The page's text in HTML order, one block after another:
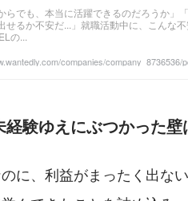
らでも、本当に活躍できるのだろうか」
せるか不安だ...」就職活動中に、こんな
の...
companies/company_8736536/
験ゆえにぶつかった壁
に、利益がまったく出な